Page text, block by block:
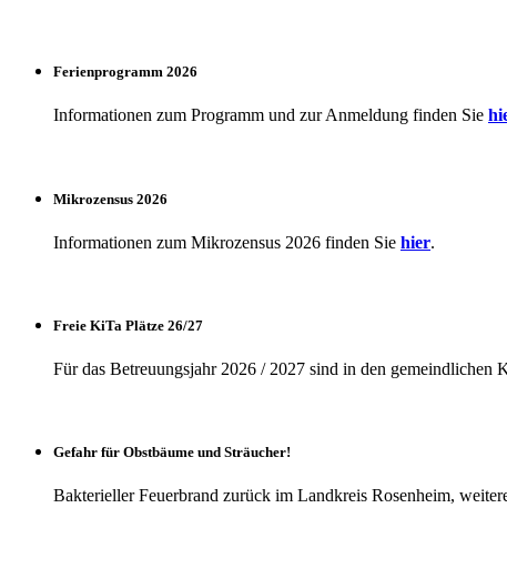
Ferienprogramm 2026
Informationen zum Programm und zur Anmeldung finden Sie
Mikrozensus 2026
Informationen zum Mikrozensus 2026 finden Sie hier.
Freie KiTa Plätze 26/27
Für das Betreuungsjahr 2026 / 2027 sind in den gemeindlichen
Gefahr für Obstbäume und Sträucher!
Bakterieller Feuerbrand zurück im Landkreis Rosenheim,